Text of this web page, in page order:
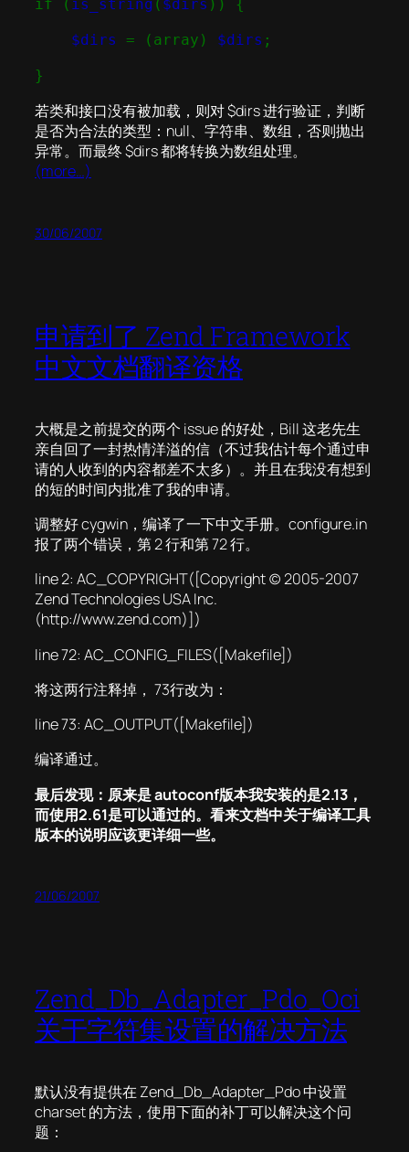
if ( is_string ( $dirs )) {
$dirs = (array) $dirs ;
}
若类和接口没有被加载，则对 $dirs 进行验证，判断
是否为合法的类型：null、字符串、数组，否则抛出
异常。而最终 $dirs 都将转换为数组处理。
(more…)
30/06/2007
申请到了 Zend Framework
中文文档翻译资格
大概是之前提交的两个 issue 的好处，Bill 这老先生
亲自回了一封热情洋溢的信（不过我估计每个通过申
请的人收到的内容都差不太多）。并且在我没有想到
的短的时间内批准了我的申请。
调整好 cygwin，编译了一下中文手册。configure.in
报了两个错误，第 2 行和第 72 行。
line 2: AC_COPYRIGHT([Copyright (c) 2005-2007
Zend Technologies USA Inc.
(http://www.zend.com)])
line 72: AC_CONFIG_FILES([Makefile])
将这两行注释掉， 73行改为：
line 73: AC_OUTPUT([Makefile])
编译通过。
最后发现：原来是 autoconf版本我安装的是2.13，
而使用2.61是可以通过的。看来文档中关于编译工具
版本的说明应该更详细一些。
21/06/2007
Zend_Db_Adapter_Pdo_Oci
关于字符集设置的解决方法
默认没有提供在 Zend_Db_Adapter_Pdo 中设置
charset 的方法，使用下面的补丁可以解决这个问
题：